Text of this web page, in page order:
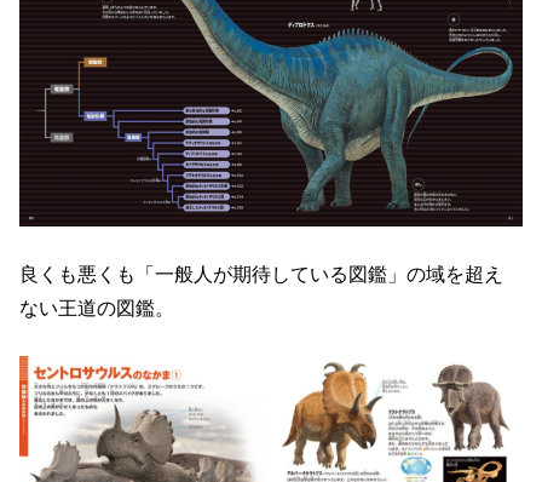
良くも悪くも「一般人が期待している図鑑」の域を超え
ない王道の図鑑。